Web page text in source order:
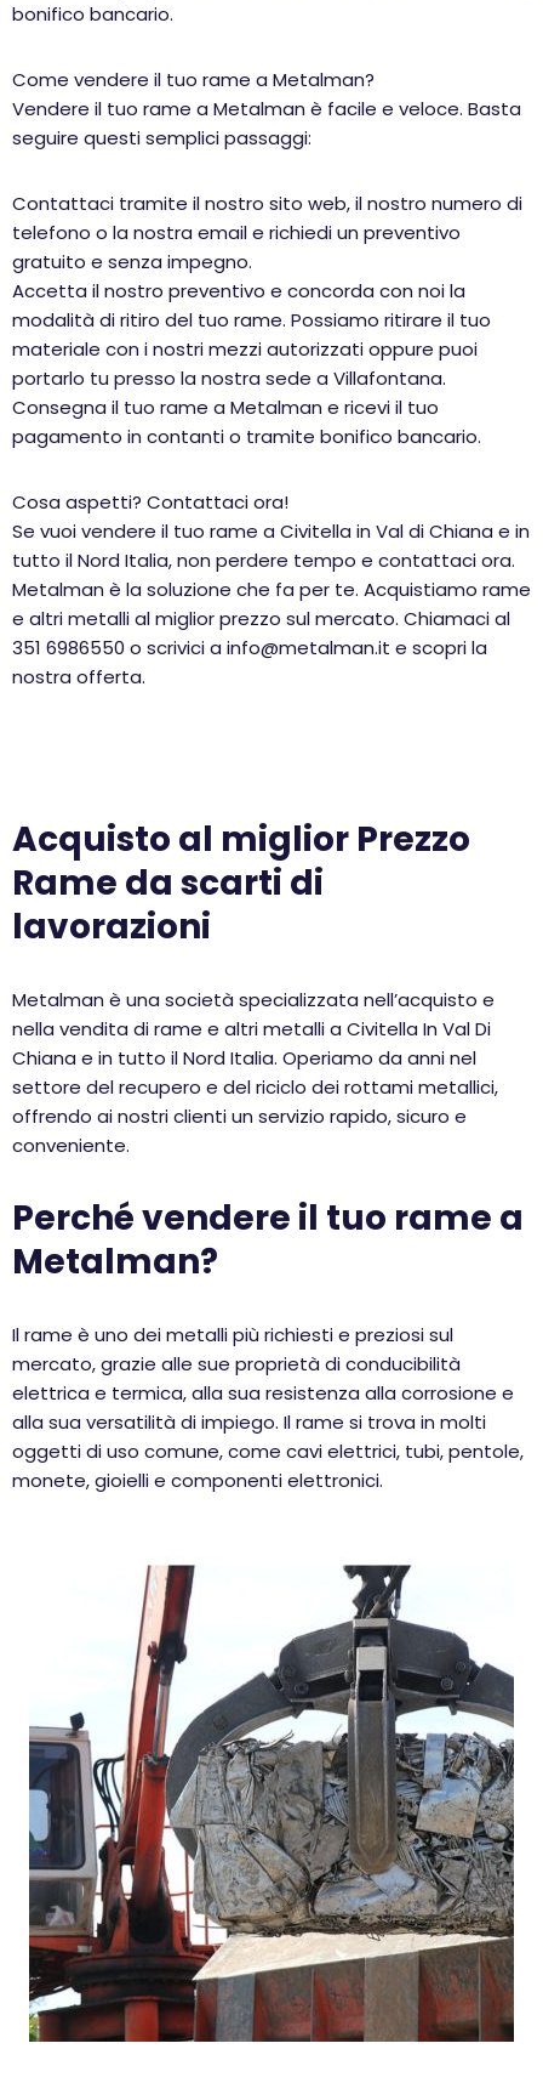
bonifico bancario.
Come vendere il tuo rame a Metalman?
Vendere il tuo rame a Metalman è facile e veloce. Basta
seguire questi semplici passaggi:
Contattaci tramite il nostro sito web, il nostro numero di
telefono o la nostra email e richiedi un preventivo
gratuito e senza impegno.
Accetta il nostro preventivo e concorda con noi la
modalità di ritiro del tuo rame. Possiamo ritirare il tuo
materiale con i nostri mezzi autorizzati oppure puoi
portarlo tu presso la nostra sede a Villafontana.
Consegna il tuo rame a Metalman e ricevi il tuo
pagamento in contanti o tramite bonifico bancario.
Cosa aspetti? Contattaci ora!
Se vuoi vendere il tuo rame a Civitella in Val di Chiana e in
tutto il Nord Italia, non perdere tempo e contattaci ora.
Metalman è la soluzione che fa per te. Acquistiamo rame
e altri metalli al miglior prezzo sul mercato. Chiamaci al
351 6986550 o scrivici a info@metalman.it e scopri la
nostra offerta.
Acquisto al miglior Prezzo
Rame da scarti di
lavorazioni
Metalman è una società specializzata nell’acquisto e
nella vendita di rame e altri metalli a Civitella In Val Di
Chiana e in tutto il Nord Italia. Operiamo da anni nel
settore del recupero e del riciclo dei rottami metallici,
offrendo ai nostri clienti un servizio rapido, sicuro e
conveniente.
Perché vendere il tuo rame a
Metalman?
Il rame è uno dei metalli più richiesti e preziosi sul
mercato, grazie alle sue proprietà di conducibilità
elettrica e termica, alla sua resistenza alla corrosione e
alla sua versatilità di impiego. Il rame si trova in molti
oggetti di uso comune, come cavi elettrici, tubi, pentole,
monete, gioielli e componenti elettronici.